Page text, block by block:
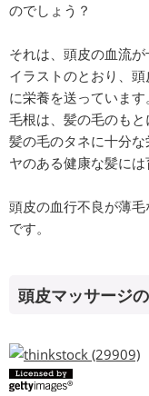
のでしょう？
それは、頭皮の血流
イラストのとおり、
に栄養を送っています。
毛根は、髪の毛のもと
髪の毛のタネに十分
ヤのある健康な髪には
頭皮の血行不良が薄
です。
頭皮マッサージ